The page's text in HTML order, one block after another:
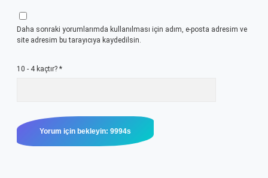
Daha sonraki yorumlarımda kullanılması için adım, e-posta adresim ve
site adresim bu tarayıcıya kaydedilsin.
10 - 4 kaçtır? *